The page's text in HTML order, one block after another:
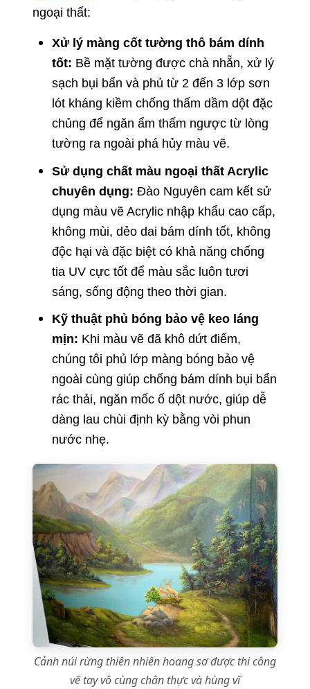
ngoại thất:
Xử lý màng cốt tường thô bám dính
tốt: Bề mặt tường được chà nhẵn, xử lý
sạch bụi bẩn và phủ từ 2 đến 3 lớp sơn
lót kháng kiềm chống thấm dầm dột đặc
chủng để ngăn ẩm thấm ngược từ lòng
tường ra ngoài phá hủy màu vẽ.
Sử dụng chất màu ngoại thất Acrylic
chuyên dụng: Đào Nguyên cam kết sử
dụng màu vẽ Acrylic nhập khẩu cao cấp,
không mùi, dẻo dai bám dính tốt, không
độc hại và đặc biệt có khả năng chống
tia UV cực tốt để màu sắc luôn tươi
sáng, sống động theo thời gian.
Kỹ thuật phủ bóng bảo vệ keo láng
mịn: Khi màu vẽ đã khô dứt điểm,
chúng tôi phủ lớp màng bóng bảo vệ
ngoài cùng giúp chống bám dính bụi bẩn
rác thải, ngăn mốc ố dột nước, giúp dễ
dàng lau chùi định kỳ bằng vòi phun
nước nhẹ.
Cảnh núi rừng thiên nhiên hoang sơ được thi công
vẽ tay vô cùng chân thực và hùng vĩ